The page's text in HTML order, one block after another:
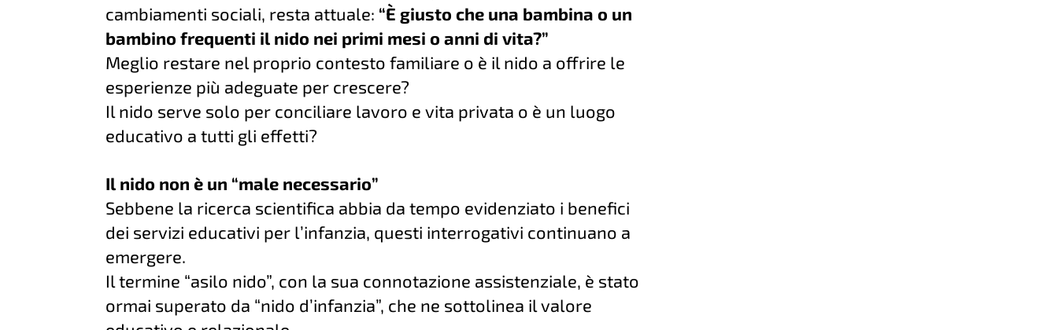
cambiamenti sociali, resta attuale: “È giusto che una bambina o un
bambino frequenti il nido nei primi mesi o anni di vita?”
Meglio restare nel proprio contesto familiare o è il nido a offrire le
esperienze più adeguate per crescere?
Il nido serve solo per conciliare lavoro e vita privata o è un luogo
educativo a tutti gli effetti?
Il nido non è un “male necessario”
Sebbene la ricerca scientifica abbia da tempo evidenziato i benefici
dei servizi educativi per l’infanzia, questi interrogativi continuano a
emergere.
Il termine “asilo nido”, con la sua connotazione assistenziale, è stato
ormai superato da “nido d’infanzia”, che ne sottolinea il valore